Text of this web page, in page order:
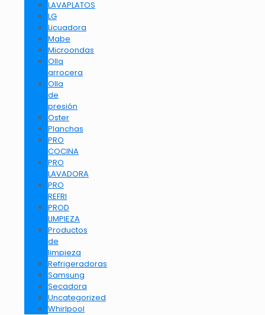
LAVAPLATOS
LG
Licuadora
Mabe
Microondas
Olla
arrocera
Olla
de
presión
Oster
Planchas
PRO
COCINA
PRO
LAVADORA
PRO
REFRI
PROD
LIMPIEZA
Productos
de
limpieza
Refrigeradoras
Samsung
Secadora
Uncategorized
Whirlpool